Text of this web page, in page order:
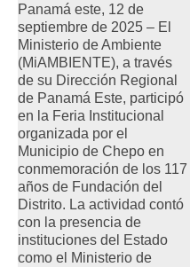
Panamá este, 12 de
septiembre de 2025 – El
Ministerio de Ambiente
(MiAMBIENTE), a través
de su Dirección Regional
de Panamá Este, participó
en la Feria Institucional
organizada por el
Municipio de Chepo en
conmemoración de los 117
años de Fundación del
Distrito. La actividad contó
con la presencia de
instituciones del Estado
como el Ministerio de